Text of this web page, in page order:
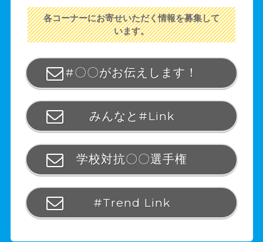
各コーナーにお寄せいただく情報を募集して
います。
#〇〇がお伝えします！
みんなと#Link
学校対抗〇〇選手権
#Trend Link